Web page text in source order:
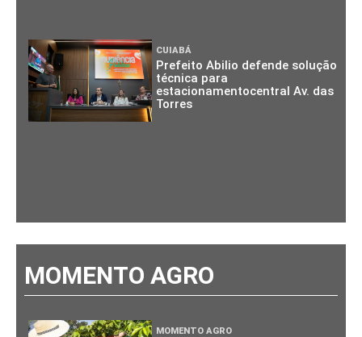
CUIABÁ
Prefeito Abilio defende solução
técnica para
estacionamentocentral Av. das
Torres
MOMENTO AGRO
MOMENTO AGRO